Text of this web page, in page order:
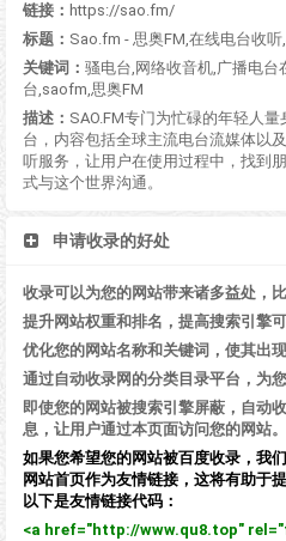
链接： https://sao.fm/
标题： Sao.fm - 思奥FM,在线电台收
关键词： 骚电台,网络收音机,广播电
台,saofm,思奥FM
描述： SAO.FM专门为忙碌的年轻人
台，内容包括全球主流电台流媒体以
听服务，让用户在使用过程中，找到
式与这个世界沟通。
申请收录的好处
收录可以为您的网站带来诸多益处，比
提升网站权重和排名，提高搜索引擎可
优化您的网站名称和关键词，使其出
通过自动收录网的分类目录平台，为
即使您的网站被搜索引擎屏蔽，自动
息，让用户通过本页面访问您的网站。
如果您希望您的网站被百度收录，我
网站首页作为友情链接，这将有助于
以下是友情链接代码：
<a href="http://www.qu8.top"